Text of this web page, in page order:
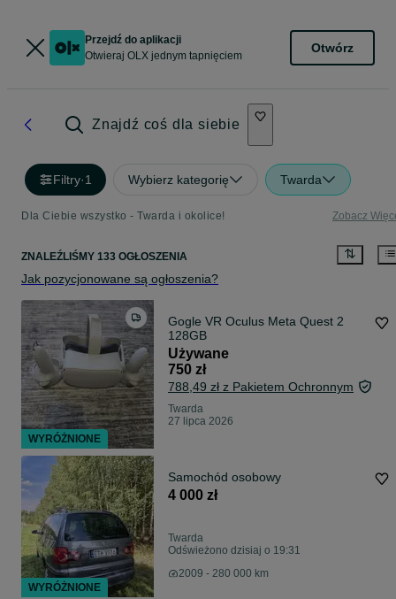
Przejdź do aplikacji
Otwieraj OLX jednym tapnięciem
Otwórz
Znajdź coś dla siebie
Filtry·1 Wybierz kategorię Twarda
Dla Ciebie wszystko - Twarda i okolice! Zobacz
ZNALEŹLIŚMY 133 OGŁOSZENIA
Jak pozycjonowane są ogłoszenia?
Gogle VR Oculus Meta Quest 2
128GB
Używane
750 zł
788,49 zł z Pakietem Ochronnym
Twarda
27 lipca 2026
Samochód osobowy
4 000 zł
Twarda
Odświeżono dzisiaj o 19:31
2009 - 280 000 km
WYRÓŻNIONE
WYRÓŻNIONE